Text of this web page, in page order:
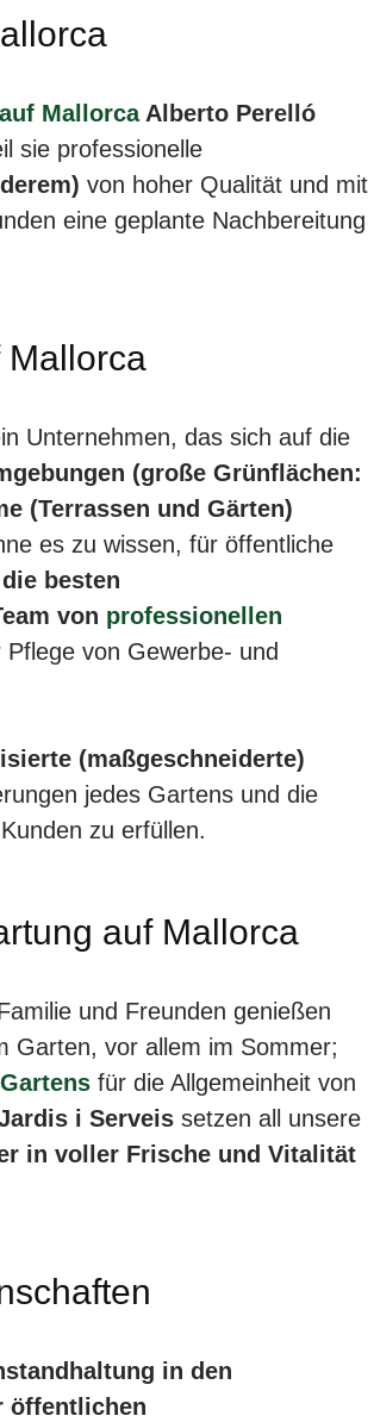
MallorcaAlberto Perelló
sie professionelle
von hoher Qualität und mit
eine geplante Nachbereitung
Mallorca
Unternehmen, das sich auf die
(große Grünflächen:
(Terrassen und Gärten)
es zu wissen, für öffentliche
die besten
von professionellen
von Gewerbe- und
(maßgeschneiderte)
jedes Gartens und die
zu erfüllen.
auf Mallorca
und Freunden genießen
Garten, vor allem im Sommer;
für die Allgemeinheit von
i Serveis setzen all unsere
in voller Frische und Vitalität
in den
öffentlichen